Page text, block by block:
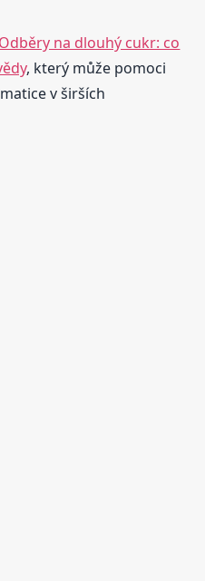
Odběry na dlouhý cukr: co
, který může pomoci
v širších